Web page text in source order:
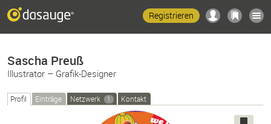
Registrieren
Sascha Preuß
Illustrator – Grafik-Designer
Profil Einträge Netzwerk 1 Kontakt